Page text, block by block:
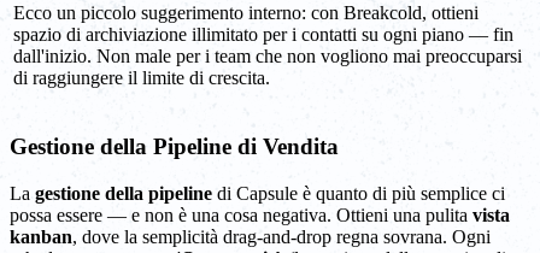
Ecco un piccolo suggerimento interno: con Breakcold, ottieni
spazio di archiviazione illimitato per i contatti su ogni piano — fin
dall'inizio. Non male per i team che non vogliono mai preoccuparsi
di raggiungere il limite di crescita.
Gestione della Pipeline di Vendita
La gestione della pipeline di Capsule è quanto di più semplice ci
possa essere — e non è una cosa negativa. Ottieni una pulita vista
kanban, dove la semplicità drag-and-drop regna sovrana. Ogni